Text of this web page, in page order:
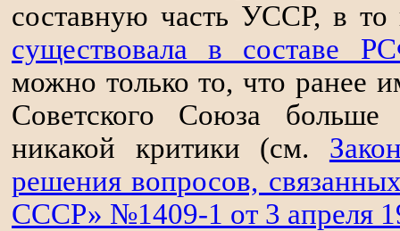
составную часть УССР, в
существовала в составе
можно только то, что ранее
Советского Союза
никакой критики (см.
решения вопросов,
СССР» №1409-1 от 3 апреля